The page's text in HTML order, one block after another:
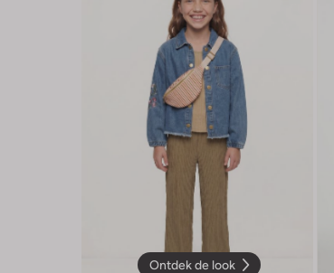
Ontdek de look